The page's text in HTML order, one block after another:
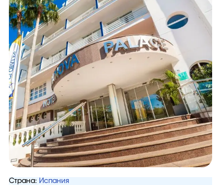
Страна: Испания